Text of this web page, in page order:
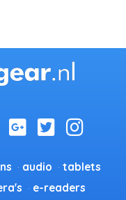
audio
tablets
e-readers